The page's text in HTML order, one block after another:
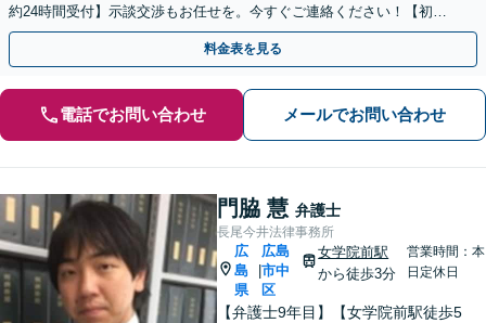
約24時間受付】示談交渉もお任せを。今すぐご連絡ください！【初回
相談無料】【休日・夜間対応可】
料金表を見る
電話でお問い合わせ メールでお問い合わせ
門脇 慧 弁護士
長尾今井法律事務所
広
島
県
広島
市中
区
女学院前駅
から徒歩3分
営業時間：本
日定休日
【弁護士9年目】【女学院前駅徒歩5